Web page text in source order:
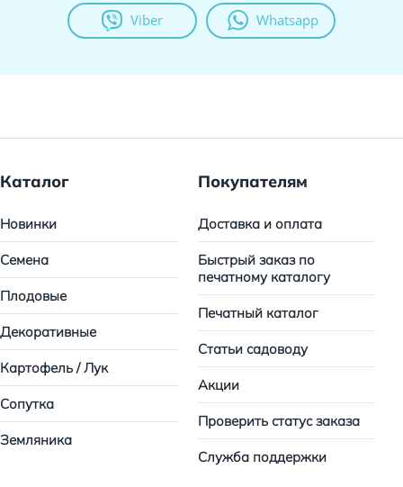
Viber Whatsapp
Каталог
Новинки
Семена
Плодовые
Декоративные
Картофель / Лук
Сопутка
Земляника
Покупателям
Доставка и оплата
Быстрый заказ по
печатному каталогу
Печатный каталог
Статьи садоводу
Акции
Проверить статус заказа
Служба поддержки